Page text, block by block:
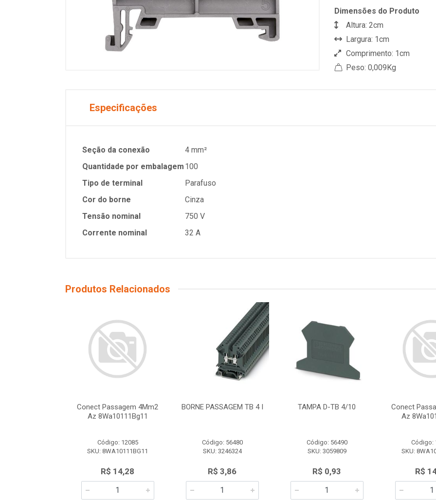
Dimensões do Produto
Altura: 2cm
Largura: 1cm
Comprimento: 1cm
Peso: 0,009Kg
Especificações
Seção da conexão
4 mm²
Quantidade por embalagem 100
Tipo de terminal
Parafuso
Cor do borne
Cinza
Tensão nominal
750 V
Corrente nominal
32 A
Produtos Relacionados
Conect Passagem 4Mm2
Az 8Wa10111Bg11
Código: 12085
SKU: 8WA10111BG11
R$ 14,28
BORNE PASSAGEM TB 4 I
Código: 56480
SKU: 3246324
R$ 3,86
TAMPA D-TB 4/10
Código: 56490
SKU: 3059809
R$ 0,93
Conect
Az
Código:
SKU:
R$